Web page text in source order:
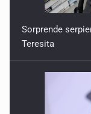
Sorprende
Teresita